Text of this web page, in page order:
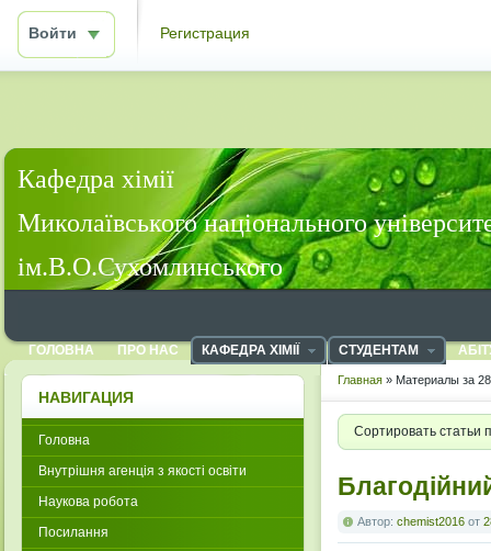
Войти Регистрация
Кафедра хімії
Миколаївського національного
ім.В.О.Сухомлинського
ГОЛОВНА ПРО НАС КАФЕДРА ХІМІЇ СТУДЕНТАМ
Главная » Материалы за
Сортировать статьи
Автор: chemist2016 от
НАВИГАЦИЯ
Головна
Внутрішня агенція з якості освіти
Наукова робота
Посилання